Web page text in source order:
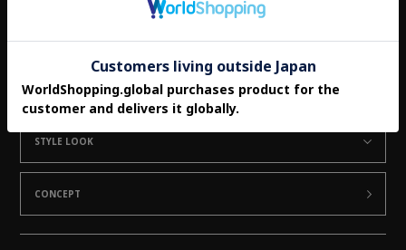
STAFF SNAP FEATURE
STYLE LOOK
CONCEPT